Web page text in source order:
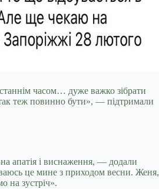
часом… дуже важко зібрати
теж повинно бути», — підтримали
апатія і виснаження, — додали
це мине з приходом весни. Женя,
на зустріч».